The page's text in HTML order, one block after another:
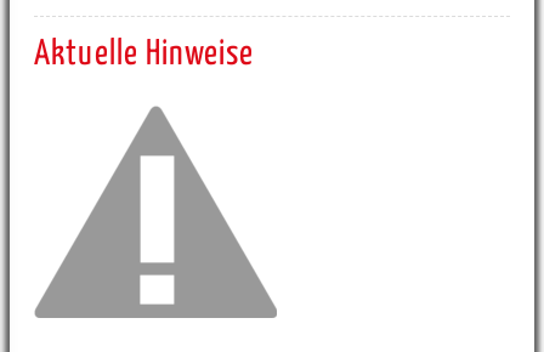
Aktuelle Hinweise